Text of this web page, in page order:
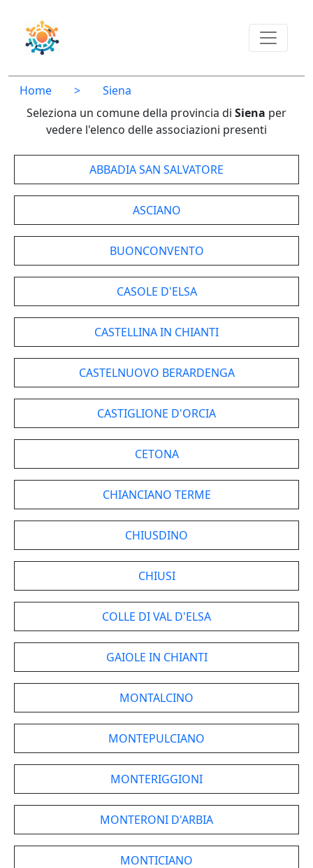
Home >
Siena
Seleziona un comune della provincia di Siena per
vedere l'elenco delle associazioni presenti
ABBADIA SAN SALVATORE
ASCIANO
BUONCONVENTO
CASOLE D'ELSA
CASTELLINA IN CHIANTI
CASTELNUOVO BERARDENGA
CASTIGLIONE D'ORCIA
CETONA
CHIANCIANO TERME
CHIUSDINO
CHIUSI
COLLE DI VAL D'ELSA
GAIOLE IN CHIANTI
MONTALCINO
MONTEPULCIANO
MONTERIGGIONI
MONTERONI D'ARBIA
MONTICIANO